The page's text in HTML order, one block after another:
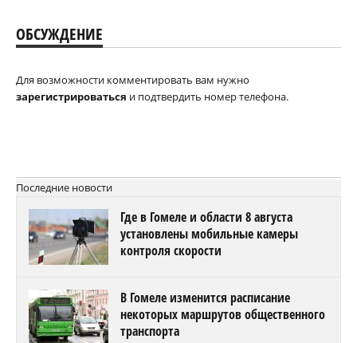
ОБСУЖДЕНИЕ
Для возможности комментировать вам нужно
зарегистрироваться и подтвердить номер телефона.
Последние новости
Где в Гомеле и области 8 августа
установлены мобильные камеры
контроля скорости
В Гомеле изменится расписание
некоторых маршрутов общественного
транспорта